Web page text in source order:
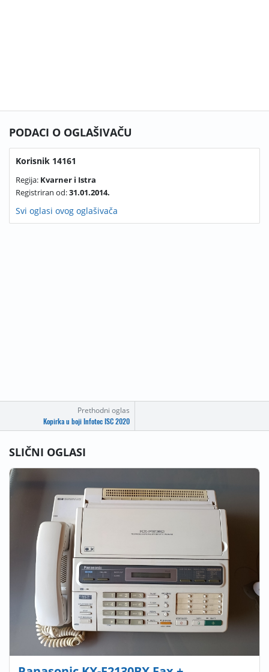
Prethodni oglas
Kopirka u boji Infotec ISC 2020
PODACI O OGLAŠIVAČU
Korisnik 14161
Regija: Kvarner i Istra
Registriran od:31.01.2014.
Svi oglasi ovog oglašivača
SLIČNI OGLASI